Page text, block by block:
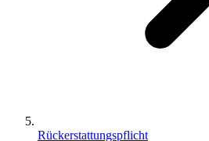
Rückerstattungspflicht